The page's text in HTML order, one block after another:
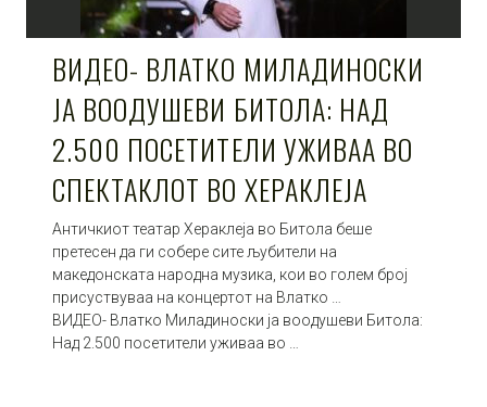
ВИДЕО- ВЛАТКО МИЛАДИНОСКИ
ЈА ВООДУШЕВИ БИТОЛА: НАД
2.500 ПОСЕТИТЕЛИ УЖИВАА ВО
СПЕКТАКЛОТ ВО ХЕРАКЛЕЈА
Античкиот театар Хераклеја во Битола беше
претесен да ги собере сите љубители на
македонската народна музика, кои во голем број
присуствуваа на концертот на Влатко …
ВИДЕО- Влатко Миладиноски ја воодушеви Битола:
Над 2.500 посетители уживаа во …